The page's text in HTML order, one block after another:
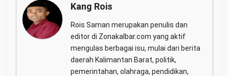
Kang Rois
Rois Saman merupakan penulis dan
editor di Zonakalbar.com yang aktif
mengulas berbagai isu, mulai dari berita
daerah Kalimantan Barat, politik,
pemerintahan, olahraga, pendidikan,